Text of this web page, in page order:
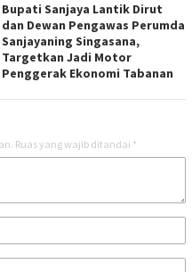
Bupati Sanjaya Lantik Dirut
dan Dewan Pengawas Perumda
Sanjayaning Singasana,
Targetkan Jadi Motor
Penggerak Ekonomi Tabanan
Ruas yang wajib ditandai *